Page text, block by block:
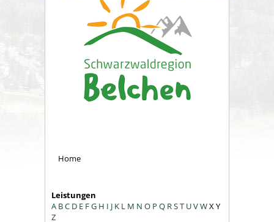
Home
Leistungen
A BC D E FG H I J K L M N O P Q RST UVWXY
Z